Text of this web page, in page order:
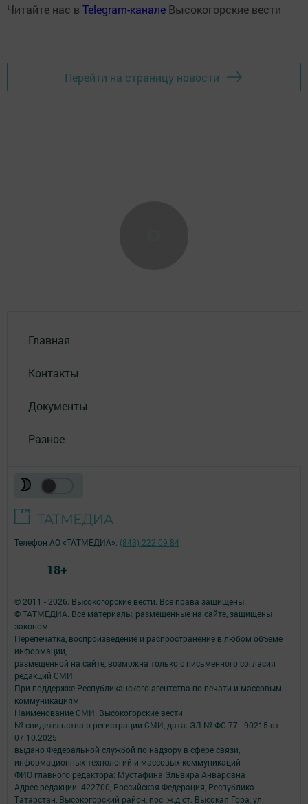
Читайте нас в Telegram-канале Высокогорские вести
Перейти на страницу новости
Главная
Контакты
Документы
Разное
© 2011 - 2026. Высокогорские вести. Все права защищены.
© ТАТМЕДИА. Все материалы, размещенные на сайте, защищены
законом.
Перепечатка, воспроизведение и распространение в любом объеме
информации,
размещенной на сайте, возможна только с письменного согласия
редакций СМИ.
При поддержке Республиканского агентства по печати и массовым
коммуникациям.
Наименование СМИ: Высокогорские вести
№ свидетельства о регистрации СМИ, дата: ЭЛ № ФС 77 - 90215 от
07.10.2025
выдано Федеральной службой по надзору в сфере связи,
информационных технологий и массовых коммуникаций
ФИО главного редактора: Мустафина Эльвира Анваровна
Адрес редакции: 422700, Российская Федерация, Республика
Татарстан, Высокогорский район, пос. ж.д.ст. Высокая Гора, ул.
Телефон АО «ТАТМЕДИА»: (843) 222 09 84
18+